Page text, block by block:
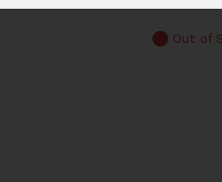
Out of